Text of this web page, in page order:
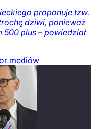
proponuje tzw.
dziwi, ponieważ
plus – powiedział
mediów